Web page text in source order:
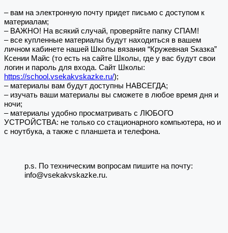
– вам на электронную почту придет письмо с доступом к
материалам;
– ВАЖНО! На всякий случай, проверяйте папку СПАМ!
– все купленные материалы будут находиться в вашем
личном кабинете нашей Школы вязания “Кружевная Sказка”
Ксении Майс (то есть на сайте Школы, где у вас будут свои
логин и пароль для входа. Сайт Школы:
https://school.vsekakvskazke.ru/);
– материалы вам будут доступны НАВСЕГДА;
– изучать ваши материалы вы сможете в любое время дня и
ночи;
– материалы удобно просматривать с ЛЮБОГО
УСТРОЙСТВА: не только со стационарного компьютера, но и
с ноутбука, а также с планшета и телефона.
p.s. По техническим вопросам пишите на почту:
info@vsekakvskazke.ru.